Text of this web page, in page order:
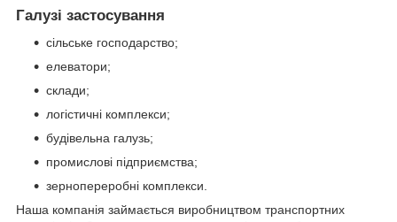
Галузі застосування
сільське господарство;
елеватори;
склади;
логістичні комплекси;
будівельна галузь;
промислові підприємства;
зернопереробні комплекси.
Наша компанія займається виробництвом транспортних